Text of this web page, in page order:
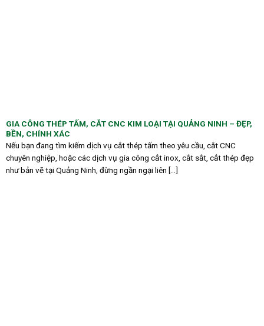
GIA CÔNG THÉP TẤM, CẮT CNC KIM LOẠI TẠI QUẢNG NINH – ĐẸP,
BỀN, CHÍNH XÁC
Nếu bạn đang tìm kiếm dịch vụ cắt thép tấm theo yêu cầu, cắt CNC
chuyên nghiệp, hoặc các dịch vụ gia công cắt inox, cắt sắt, cắt thép đẹp
như bản vẽ tại Quảng Ninh, đừng ngần ngại liên [...]